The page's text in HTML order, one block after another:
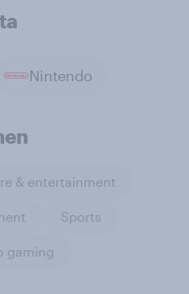
Nintendo
& entertainment
Sports
gaming